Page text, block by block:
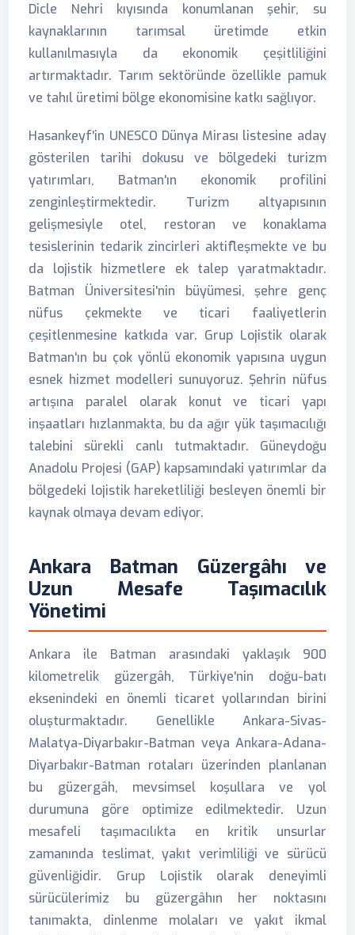
Dicle Nehri kıyısında konumlanan şehir, su
kaynaklarının tarımsal üretimde etkin
kullanılmasıyla da ekonomik çeşitliliğini
artırmaktadır. Tarım sektöründe özellikle pamuk
ve tahıl üretimi bölge ekonomisine katkı sağlıyor.
Hasankeyf'in UNESCO Dünya Mirası listesine aday
gösterilen tarihi dokusu ve bölgedeki turizm
yatırımları, Batman'ın ekonomik profilini
zenginleştirmektedir. Turizm altyapısının
gelişmesiyle otel, restoran ve konaklama
tesislerinin tedarik zincirleri aktifleşmekte ve bu
da lojistik hizmetlere ek talep yaratmaktadır.
Batman Üniversitesi'nin büyümesi, şehre genç
nüfus çekmekte ve ticari faaliyetlerin
çeşitlenmesine katkıda var. Grup Lojistik olarak
Batman'ın bu çok yönlü ekonomik yapısına uygun
esnek hizmet modelleri sunuyoruz. Şehrin nüfus
artışına paralel olarak konut ve ticari yapı
inşaatları hızlanmakta, bu da ağır yük taşımacılığı
talebini sürekli canlı tutmaktadır. Güneydoğu
Anadolu Projesi (GAP) kapsamındaki yatırımlar da
bölgedeki lojistik hareketliliği besleyen önemli bir
kaynak olmaya devam ediyor.
Ankara Batman Güzergâhı ve
Uzun Mesafe Taşımacılık
Yönetimi
Ankara ile Batman arasındaki yaklaşık 900
kilometrelik güzergâh, Türkiye'nin doğu-batı
eksenindeki en önemli ticaret yollarından birini
oluşturmaktadır. Genellikle Ankara-Sivas-
Malatya-Diyarbakır-Batman veya Ankara-Adana-
Diyarbakır-Batman rotaları üzerinden planlanan
bu güzergâh, mevsimsel koşullara ve yol
durumuna göre optimize edilmektedir. Uzun
mesafeli taşımacılıkta en kritik unsurlar
zamanında teslimat, yakıt verimliliği ve sürücü
güvenliğidir. Grup Lojistik olarak deneyimli
sürücülerimiz bu güzergâhın her noktasını
tanımakta, dinlenme molaları ve yakıt ikmal